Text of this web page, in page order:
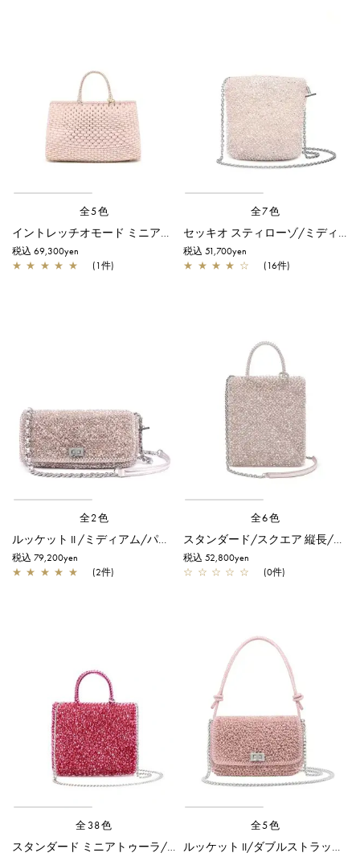
全5色
イントレッチオモード ミニアトゥーラ/横型/パウダリーピンクゴールド
税込 69,300yen
★ ★ ★ ★ ★ (1件)
全7色
セッキオ スティローゾ/ミディアム/パウダリーピンクシルバー
税込 51,700yen
★ ★ ★ ★ ☆ (16件)
全2色
ルッケット II /ミディアム/パウダリーピンクシルバー
税込 79,200yen
★ ★ ★ ★ ★ (2件)
全6色
スタンダード/スクエア 縦長/パウダリーピンクシルバー
税込 52,800yen
☆ ☆ ☆ ☆ ☆ (0件)
全38色 全5色